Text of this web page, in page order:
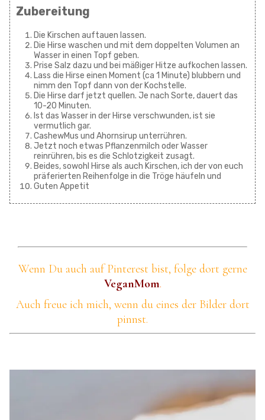
Zubereitung
Die Kirschen auftauen lassen.
Die Hirse waschen und mit dem doppelten Volumen an
Wasser in einen Topf geben.
Prise Salz dazu und bei mäßiger Hitze aufkochen lassen.
Lass die Hirse einen Moment (ca 1 Minute) blubbern und
nimm den Topf dann von der Kochstelle.
Die Hirse darf jetzt quellen. Je nach Sorte, dauert das
10-20 Minuten.
Ist das Wasser in der Hirse verschwunden, ist sie
vermutlich gar.
CashewMus und Ahornsirup unterrühren.
Jetzt noch etwas Pflanzenmilch oder Wasser
reinrühren, bis es die Schlotzigkeit zusagt.
Beides, sowohl Hirse als auch Kirschen, ich der von euch
präferierten Reihenfolge in die Tröge häufeln und
Guten Appetit
Wenn Du auch auf Pinterest bist, folge dort gerne
VeganMom.
Auch freue ich mich, wenn du eines der Bilder dort
pinnst.